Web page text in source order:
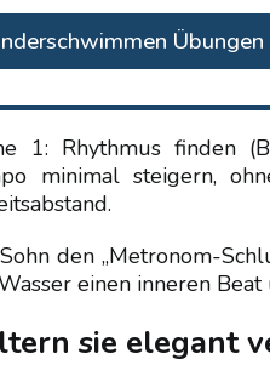
Übungen
1: Rhythmus finden
minimal steigern,
den „Metronom-
einen inneren
sie elegant